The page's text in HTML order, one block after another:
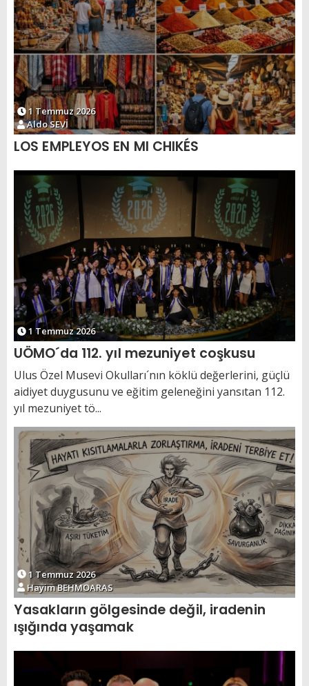
1 Temmuz 2026
Aldo SEVİ
LOS EMPLEYOS EN MI CHIKÉS
1 Temmuz 2026
UÖMO´da 112. yıl mezuniyet coşkusu
Ulus Özel Musevi Okulları´nın köklü değerlerini, güçlü
aidiyet duygusunu ve eğitim geleneğini yansıtan 112.
yıl mezuniyet tö...
1 Temmuz 2026
Hayim BEHMOARAS
Yasakların gölgesinde değil, iradenin
ışığında yaşamak